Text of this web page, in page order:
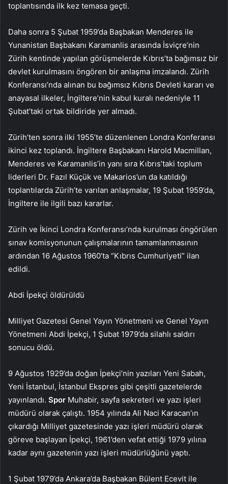
toplantısında ilk kez temasa geçti.
Daha sonra 5 Şubat 1959’da Başbakan Menderes ile
Yunanistan Başbakanı Karamanlis arasında İsviçre’nin
Zürih kentinde yapılan görüşmelerde Kıbrıs’ta bağımsız bir
devlet kurulmasını öngören bir anlaşma imzalandı. Zürih
Konferansı’nda alınan bu bağımsız Kıbrıs Devleti kararı ve
anayasal ilkeler, İngiltere’nin kabul kuralı nedeniyle 11
Şubat’taki ortak bildiride yer almadı.
Zürih’ten sonra ilki 1955’te düzenlenen Londra Konferansı
ikinci kez toplandı. İngiltere Başbakanı Harold Macmillan,
Menderes ve Karamanlis’in yanı sıra Kıbrıs’taki toplum
liderleri Dr. Fazıl Küçük ve Makarios’un da katıldığı
toplantılarda Zürih’te varılan anlaşmalar, 19 Şubat 1959’da,
İngiltere ile ilgili bazı kararlar.
Zürih ve İkinci Londra Konferansı’nda kurulması öngörülen
sınav komisyonunun çalışmalarının tamamlanmasının
ardından 16 Ağustos 1960’ta “Kıbrıs Cumhuriyeti” ilan
edildi.
Abdi İpekçi öldürüldü
Milliyet Gazetesi Genel Yayın Yönetmeni ve Genel Yayın
Yönetmeni Abdi İpekçi, 1 Şubat 1979’da silahlı saldırı
sonucu öldü.
9 Ağustos 1929’da doğan İpekçi’nin yazıları Yeni Sabah,
Yeni İstanbul, İstanbul Ekspres gibi çeşitli gazetelerde
yayınlandı. Spor Muhabir, sayfa sekreteri ve yazı işleri
müdürü olarak çalıştı. 1954 yılında Ali Naci Karacan’ın
çıkardığı Milliyet gazetesinde yazı işleri müdürü olarak
göreve başlayan İpekçi, 1961’den vefat ettiği 1979 yılına
kadar aynı gazetenin yazı işleri müdürlüğünü yaptı.
1 Şubat 1979’da Ankara’da Başbakan Bülent Ecevit ile